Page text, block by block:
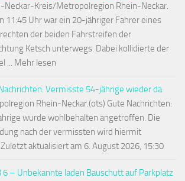
Neckar-Kreis/Metropolregion Rhein-Neckar.
11:45 Uhr war ein 20-jähriger Fahrer eines
der beiden Fahrstreifen der
Ketsch unterwegs. Dabei kollidierte der
... Mehr lesen
Vermisste 54-jährige wieder da
Rhein-Neckar.(ots) Gute Nachrichten:
wurde wohlbehalten angetroffen. Die
nach der vermissten wird hiermit
aktualisiert am 6. August 2026, 15:30
– Unbekannte laden Bauschutt auf Parkplatz